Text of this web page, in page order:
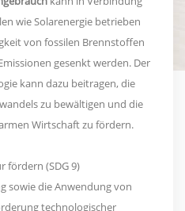
wie Solarenergie betrieben
von fossilen Brennstoffen
gesenkt werden. Der
kann dazu beitragen, die
zu bewältigen und die
Wirtschaft zu fördern.
(SDG 9)
sowie die Anwendung von
technologischer